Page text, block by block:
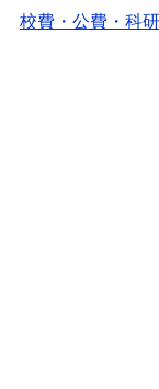
校費・公費・科